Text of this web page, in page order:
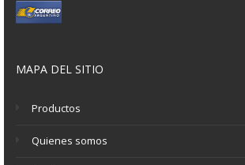
MAPA DEL SITIO
Productos
Quienes somos